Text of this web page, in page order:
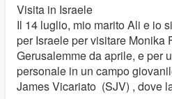
Visita in Israele
Il 14 luglio, mio ​​marito Ali e io
per Israele per visitare Monika
Gerusalemme da aprile, e per
personale in un campo
James Vicariato (SJV) , dove